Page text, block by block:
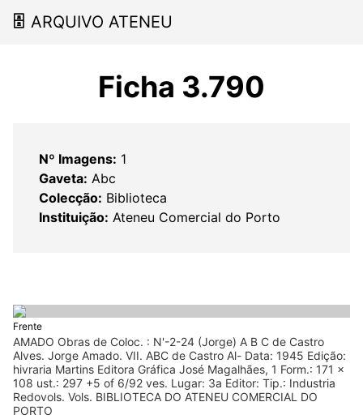
🗄 ARQUIVO ATENEU
Ficha 3.790
Nº Imagens: 1
Gaveta: Abc
Colecção: Biblioteca
Instituição: Ateneu Comercial do Porto
Frente
AMADO Obras de Coloc. : N'-2-24 (Jorge) A B C de Castro
Alves. Jorge Amado. VII. ABC de Castro Al- Data: 1945 Edição:
hivraria Martins Editora Gráfica José Magalhães, 1 Form.: 171 x
108 ust.: 297 +5 of 6/92 ves. Lugar: 3a Editor: Tip.: Industria
Redovols. Vols. BIBLIOTECA DO ATENEU COMERCIAL DO
PORTO